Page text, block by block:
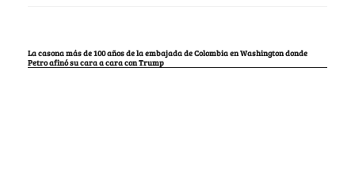
La casona más de 100 años de la embajada de Colombia en Washington donde
Petro afinó su cara a cara con Trump